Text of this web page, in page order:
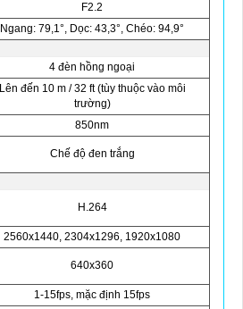
F2.2
Ngang: 79,1°, Dọc: 43,3°, Chéo: 94,9°
4 đèn hồng ngoại
Lên đến 10 m / 32 ft (tùy thuộc vào môi
trường)
850nm
Chế độ đen trắng
H.264
2560x1440, 2304x1296, 1920x1080
640x360
1-15fps, mặc định 15fps